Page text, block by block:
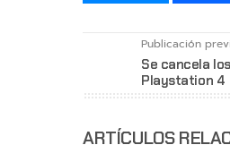
Publicación
Se cancela
Playstation 4
ARTÍCULOS